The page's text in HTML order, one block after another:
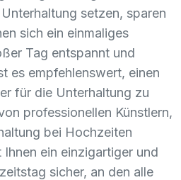
setzen, sparen
sich ein einmaliges
Tag entspannt und
es empfehlenswert, einen
für die Unterhaltung zu
professionellen Künstlern,
bei Hochzeiten
ein einzigartiger und
sicher, an den alle